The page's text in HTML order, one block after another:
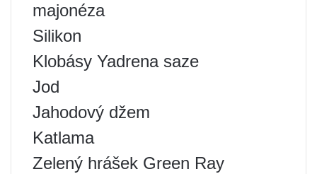
majonéza
Silikon
Klobásy Yadrena saze
Jod
Jahodový džem
Katlama
Zelený hrášek Green Ray